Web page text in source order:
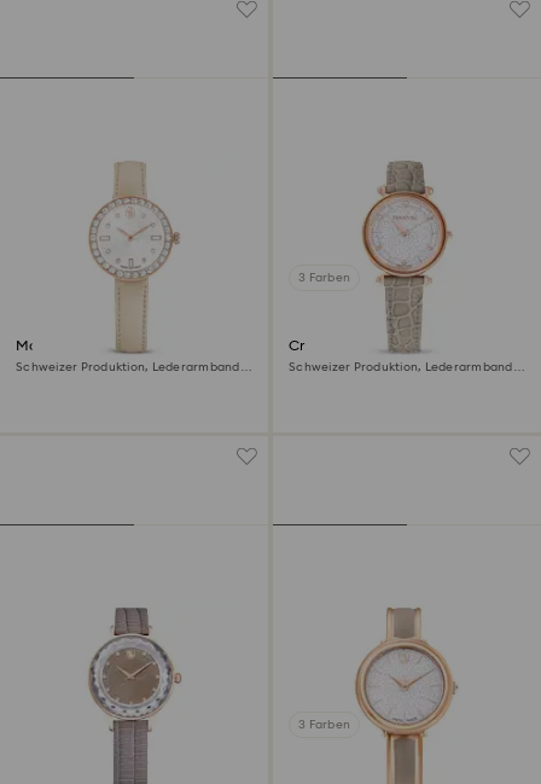
Matrix tennis 7-link Uhr
Schweizer Produktion, Lederarmband,
3 Farben
Crystalline wonder Uhr
Schweizer Produktion, Lederarmband,
3 Farben